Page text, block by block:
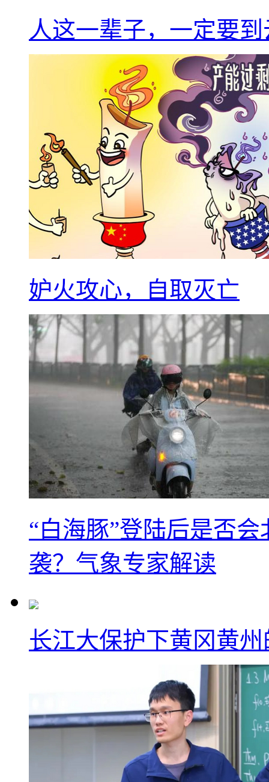
人这一辈子，一定要
妒火攻心，自取灭亡
“白海豚”登陆后是否
袭？气象专家解读
长江大保护下黄冈黄